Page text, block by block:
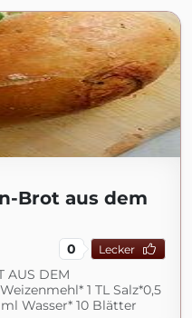
Brot aus dem
0 Lecker
AUS DEM
1 TL Salz*0,5
Wasser* 10 Blätter